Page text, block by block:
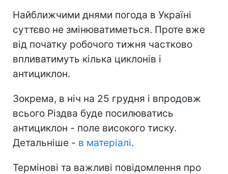
Найближчими днями погода в Україні
суттєво не змінюватиметься. Проте вже
від початку робочого тижня частково
впливатимуть кілька циклонів і
антициклон.
Зокрема, в ніч на 25 грудня і впродовж
всього Різдва буде посилюватись
антициклон - поле високого тиску.
Детальніше - в матеріалі.
Термінові та важливі повідомлення про